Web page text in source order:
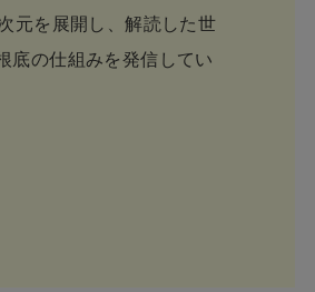
元を展開し、解読した世
底の仕組みを発信してい